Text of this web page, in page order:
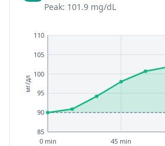
Peak: 101.9 mg/dL
85
90
95
100
105
110
0 min 45 min
мг/дл